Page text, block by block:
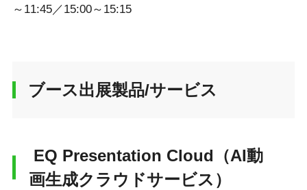
～11:45／15:00～15:15
ブース出展製品/サービス
EQ Presentation Cloud（AI動
画生成クラウドサービス）